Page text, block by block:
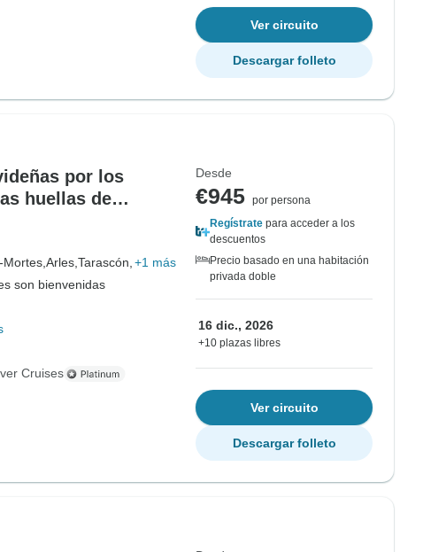
Ver circuito
Descargar folleto
por los
huellas de
Arles, Tarascón, +1 más
son bienvenidas
Cruises
Desde
€945 por persona
Regístrate para acceder a los
descuentos
Precio basado en una habitación
privada doble
16 dic., 2026
+10 plazas libres
Ver circuito
Descargar folleto